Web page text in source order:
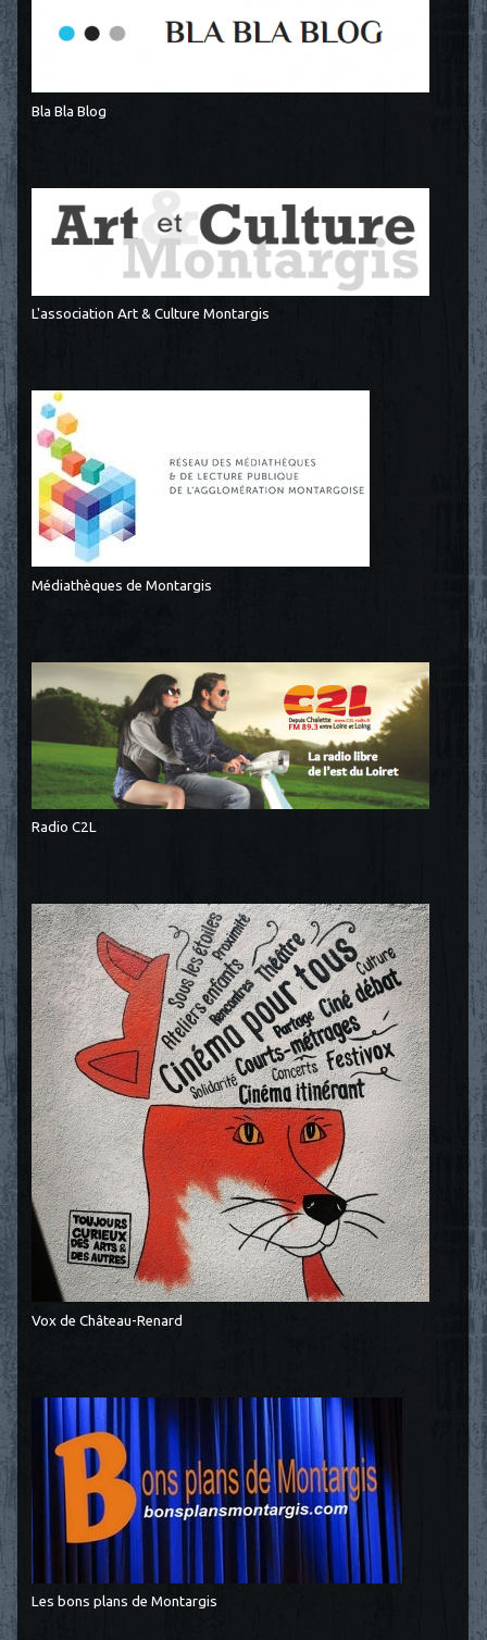
Bla Bla Blog
L'association Art & Culture Montargis
Médiathèques de Montargis
Radio C2L
Vox de Château-Renard
Les bons plans de Montargis